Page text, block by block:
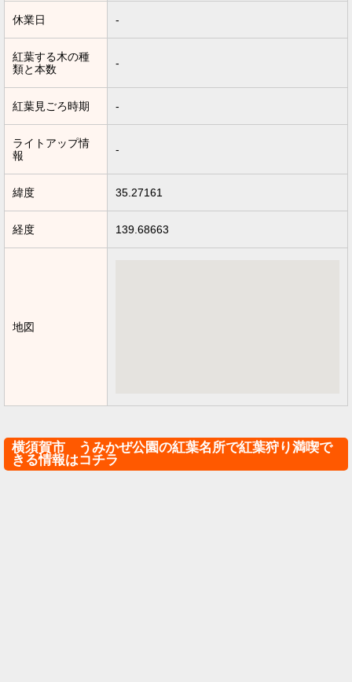
休業日 -
紅葉する木の種
類と本数
-
紅葉見ごろ時期 -
ライトアップ情
報
-
緯度 35.27161
経度 139.68663
地図
横須賀市 うみかぜ公園の紅葉名所で紅葉狩り満喫で
きる情報はコチラ